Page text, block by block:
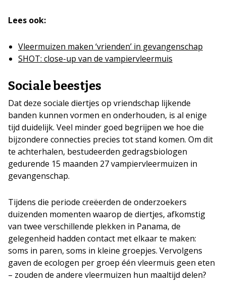
Lees ook:
Vleermuizen maken ‘vrienden’ in gevangenschap
SHOT: close-up van de vampiervleermuis
Sociale beestjes
Dat deze sociale diertjes op vriendschap lijkende
banden kunnen vormen en onderhouden, is al enige
tijd duidelijk. Veel minder goed begrijpen we hoe die
bijzondere connecties precies tot stand komen. Om dit
te achterhalen, bestudeerden gedragsbiologen
gedurende 15 maanden 27 vampiervleermuizen in
gevangenschap.
Tijdens die periode creëerden de onderzoekers
duizenden momenten waarop de diertjes, afkomstig
van twee verschillende plekken in Panama, de
gelegenheid hadden contact met elkaar te maken:
soms in paren, soms in kleine groepjes. Vervolgens
gaven de ecologen per groep één vleermuis geen eten
– zouden de andere vleermuizen hun maaltijd delen?